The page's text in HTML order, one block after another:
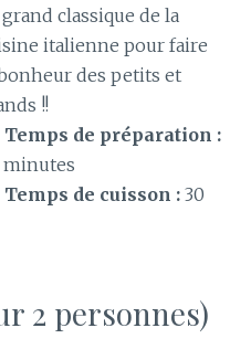
classique de la
italienne pour faire
des petits et
!!
Temps de préparation :
minutes
Temps de cuisson : 30
2 personnes)